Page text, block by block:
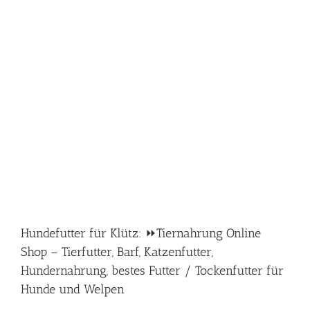
Hundefutter für Klütz: ⏩Tiernahrung Online
Shop – Tierfutter, Barf, Katzenfutter,
Hundernahrung, bestes Futter / Tockenfutter für
Hunde und Welpen